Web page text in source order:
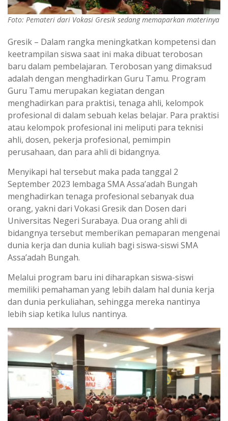
Foto: Pemateri dari Vokasi Gresik sedang memaparkan materinya
Gresik – Dalam rangka meningkatkan kompetensi dan
keetrampilan siswa saat ini maka dibuat terobosan
baru dalam pembelajaran. Terobosan yang dimaksud
adalah dengan menghadirkan Guru Tamu. Program
Guru Tamu merupakan kegiatan dengan
menghadirkan para praktisi, tenaga ahli, kelompok
profesional di dalam sebuah kelas belajar. Para praktisi
atau kelompok profesional ini meliputi para teknisi
ahli, dosen, pekerja profesional, pemimpin
perusahaan, dan para ahli di bidangnya.
Menyikapi hal tersebut maka pada tanggal 2
September 2023 lembaga SMA Assa’adah Bungah
menghadirkan tenaga profesional sebanyak dua
orang, yakni dari Vokasi Gresik dan Dosen dari
Universitas Negeri Surabaya. Dua orang ahli di
bidangnya tersebut memberikan pemaparan mengenai
dunia kerja dan dunia kuliah bagi siswa-siswi SMA
Assa’adah Bungah.
Melalui program baru ini diharapkan siswa-siswi
memiliki pemahaman yang lebih dalam hal dunia kerja
dan dunia perkuliahan, sehingga mereka nantinya
lebih siap ketika lulus nantinya.